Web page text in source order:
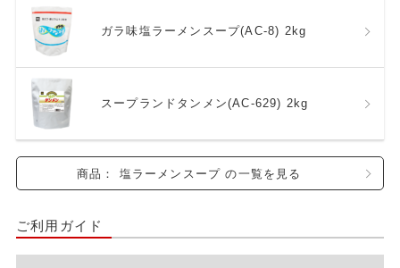
ガラ味塩ラーメンスープ(AC-8) 2kg
スープランドタンメン(AC-629) 2kg
商品： 塩ラーメンスープ の一覧を見る
ご利用ガイド